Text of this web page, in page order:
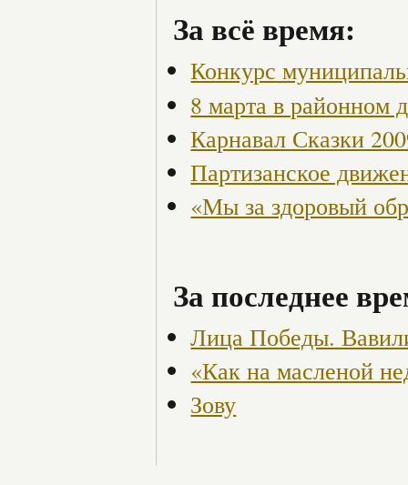
За всё время:
Конкурс
8 марта в районном
Карнавал Сказки
Партизанское
«Мы за здоровый
За последнее
Лица Победы.
«Как на масленой
Зову